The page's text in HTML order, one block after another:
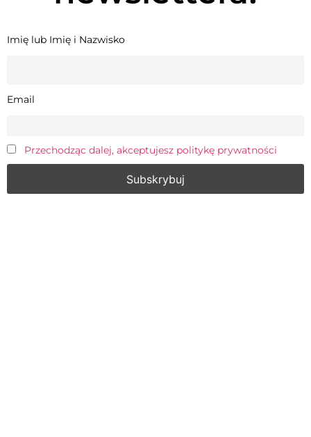
Imię lub Imię i Nazwisko
Email
Przechodząc dalej, akceptujesz politykę prywatności